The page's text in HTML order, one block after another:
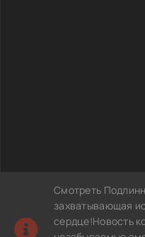
Смотреть
захватывающая
сердце!Новость